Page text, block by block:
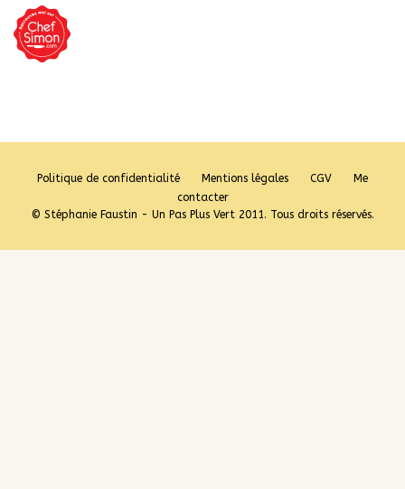
Politique de confidentialité Mentions légales CGV
Me
contacter
© Stéphanie Faustin - Un Pas Plus Vert 2011. Tous droits réservés.